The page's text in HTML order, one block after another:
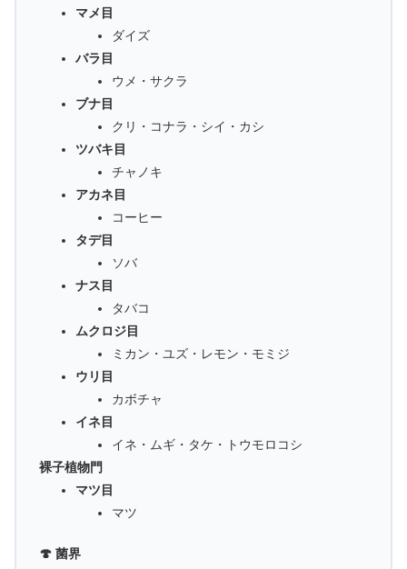
マメ目
ダイズ
バラ目
ウメ・サクラ
ブナ目
クリ・コナラ・シイ・カシ
ツバキ目
チャノキ
アカネ目
コーヒー
タデ目
ソバ
ナス目
タバコ
ムクロジ目
ミカン・ユズ・レモン・モミジ
ウリ目
カボチャ
イネ目
イネ・ムギ・タケ・トウモロコシ
裸子植物門
マツ目
マツ
🍄 菌界